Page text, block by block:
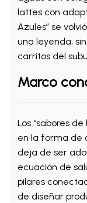
lattes con
Azules” se
una leyenda,
carritos del
Marco
Los “sabores
en la forma de
deja de ser
ecuación de
pilares
de diseñar